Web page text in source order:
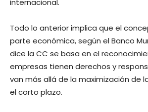
internacional.
Todo lo anterior implica que el
parte económica, según el Banco
dice la CC se basa en el
empresas tienen derechos y
van más allá de la maximización de
el corto plazo.